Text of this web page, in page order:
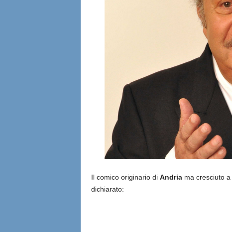
Il comico originario di Andriama cresciuto a
dichiarato: